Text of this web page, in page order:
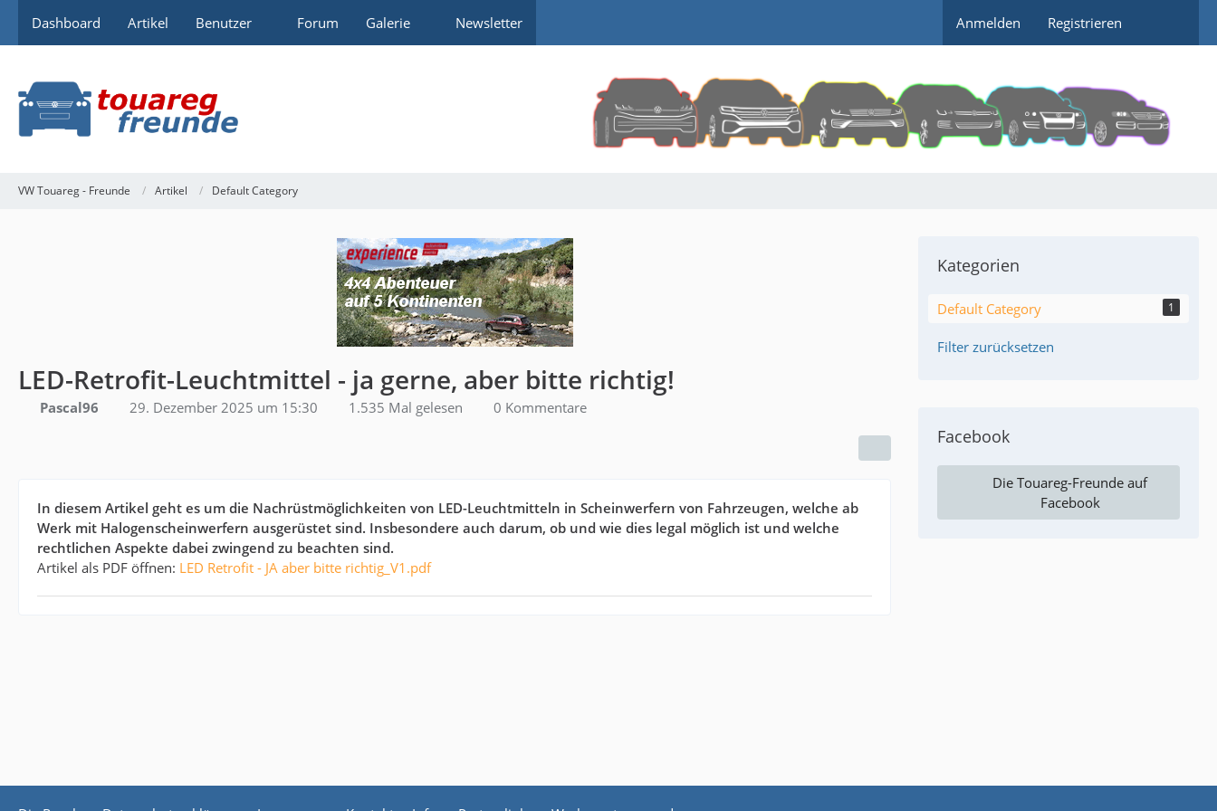
Dashboard Artikel Benutzer Forum Galerie Newsletter Anmelden Registrieren
VW Touareg - Freunde Artikel Default Category
LED-Retrofit-Leuchtmittel - ja gerne, aber bitte richtig!
Pascal96 29. Dezember 2025 um 15:30 1.535 Mal gelesen 0 Kommentare
In diesem Artikel geht es um die Nachrüstmöglichkeiten von LED-Leuchtmitteln in Scheinwerfern von Fahrzeugen, welche ab
Werk mit Halogenscheinwerfern ausgerüstet sind. Insbesondere auch darum, ob und wie dies legal möglich ist und welche
rechtlichen Aspekte dabei zwingend zu beachten sind.
Artikel als PDF öffnen: LED Retrofit - JA aber bitte richtig_V1.pdf
Kategorien
Default Category 1
Filter zurücksetzen
Facebook
Die Touareg-Freunde auf
Facebook